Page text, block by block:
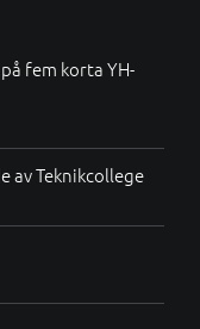
fem korta YH-
av Teknikcollege